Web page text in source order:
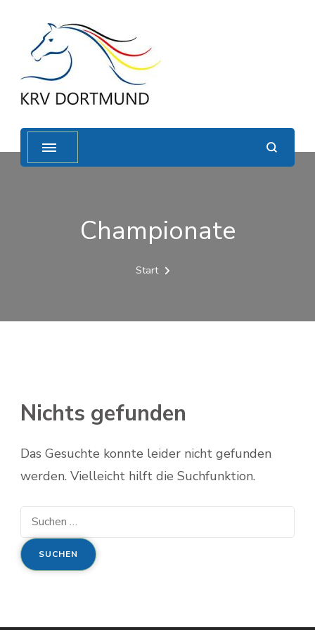
Championate
Start
Nichts gefunden
Das Gesuchte konnte leider nicht gefunden
werden. Vielleicht hilft die Suchfunktion.